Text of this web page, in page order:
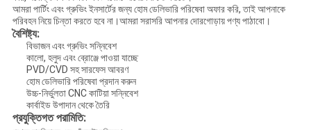
আমরা পার্টিং এবং গ্রুভিং ইনসার্টের জন্য হোম ডেলিভারি পরিষেবা অফার করি, তাই আপনাকে
পরিবহন নিয়ে চিন্তা করতে হবে না।আমরা সরাসরি আপনার দোরগোড়ায় পণ্য পাঠাবো।
বৈশিষ্ট্য:
বিভাজন এবং গ্রুভিং সন্নিবেশ
কালো, হলুদ এবং ব্রোঞ্জে পাওয়া যাচ্ছে
PVD/CVD সহ সারফেস আবরণ
হোম ডেলিভারি পরিষেবা প্রদান করুন
উচ্চ-নির্ভুলতা CNC কাটিয়া সন্নিবেশ
কার্বাইড উপাদান থেকে তৈরি
প্রযুক্তিগত পরামিতি: